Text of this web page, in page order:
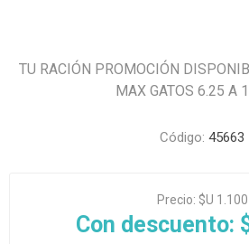
TU RACIÓN PROMOCIÓN
MAX GATOS 6.25 A
Código: 45663
Precio: $U 1.100
Con descuento: